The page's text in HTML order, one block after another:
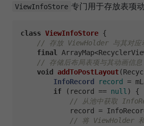
ViewInfoStore 专门用于存放表项
class ViewInfoStore {
// 存放 ViewHolder 与其对应
final
// 存储后布局表项与其动画信息
void
addToPostLayout
InfoRecord
record =
if (record == null ) {
// 从池中获取
record =
// 将 ViewHolder